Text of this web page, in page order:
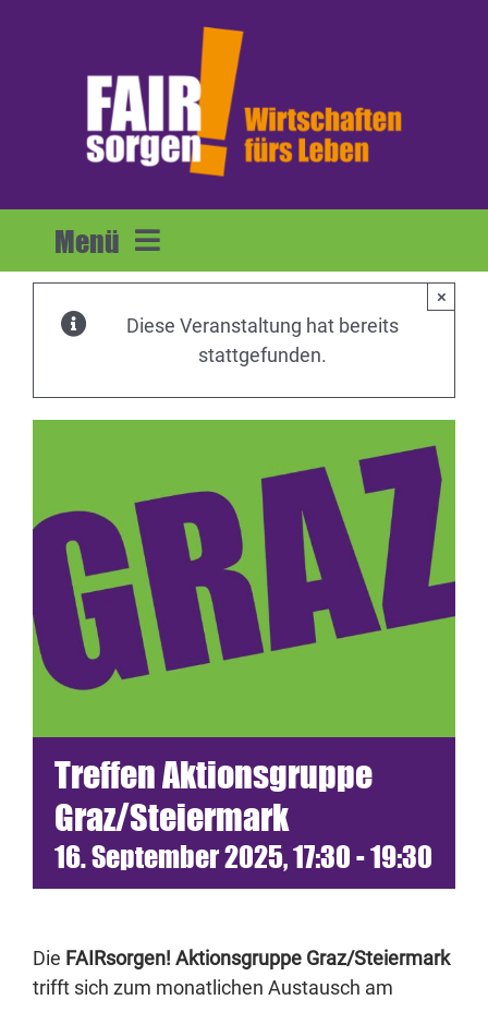
Menü
Home
Termine
Netzwerk
Blickwinkel
Spenden
Presse
Diese Veranstaltung hat bereits
stattgefunden.
×
Treffen Aktionsgruppe
Graz/Steiermark
16. September 2025, 17:30-19:30
Die FAIRsorgen! Aktionsgruppe Graz/Steiermark
trifft sich zum monatlichen Austausch am